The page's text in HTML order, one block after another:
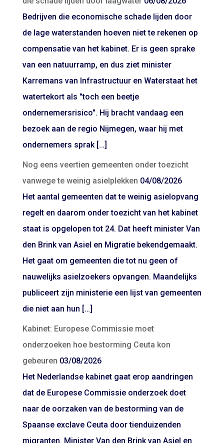
Bedrijven die economische schade lijden door
de lage waterstanden hoeven niet te rekenen op
compensatie van het kabinet. Er is geen sprake
van een natuurramp, en dus ziet minister
Karremans van Infrastructuur en Waterstaat het
watertekort als "toch een beetje
ondernemersrisico". Hij bracht vandaag een
bezoek aan de regio Nijmegen, waar hij met
ondernemers sprak […]
Nog eens veertien gemeenten onder toezicht
vanwege te weinig asielplekken 04/08/2026
Het aantal gemeenten dat te weinig asielopvang
regelt en daarom onder toezicht van het kabinet
staat is opgelopen tot 24. Dat heeft minister Van
den Brink van Asiel en Migratie bekendgemaakt.
Het gaat om gemeenten die tot nu geen of
nauwelijks asielzoekers opvangen. Maandelijks
publiceert zijn ministerie een lijst van gemeenten
die niet aan hun […]
Kabinet: Europese Commissie moet
onderzoeken hoe bestorming Ceuta kon
gebeuren 03/08/2026
Het Nederlandse kabinet gaat erop aandringen
dat de Europese Commissie onderzoek doet
naar de oorzaken van de bestorming van de
Spaanse exclave Ceuta door tienduizenden
migranten. Minister Van den Brink van Asiel en